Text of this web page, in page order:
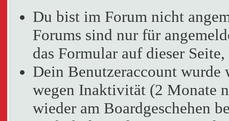
Du bist im Forum nicht
Forums sind nur für
das Formular auf dieser
Dein Benutzeraccount wurde
wegen Inaktivität (2 Monate
wieder am Boardgeschehen